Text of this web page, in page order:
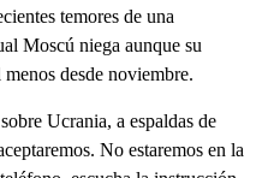
temores de una
Moscú niega aunque su
desde noviembre.
Ucrania, a espaldas de
No estaremos en la